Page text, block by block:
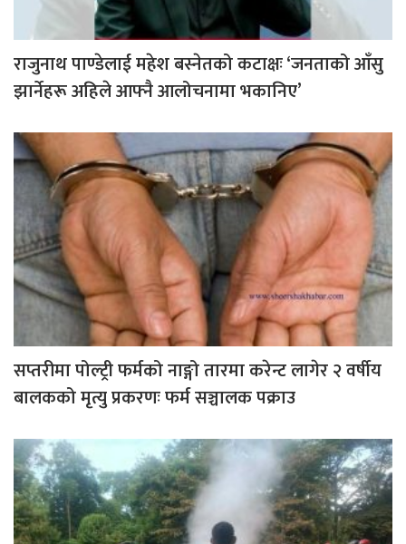
राजुनाथ पाण्डेलाई महेश बस्नेतको कटाक्षः ‘जनताको आँसु
झार्नेहरू अहिले आफ्नै आलोचनामा भकानिए’
सप्तरीमा पोल्ट्री फर्मको नाङ्गो तारमा करेन्ट लागेर २ वर्षीय
बालकको मृत्यु प्रकरणः फर्म सञ्चालक पक्राउ